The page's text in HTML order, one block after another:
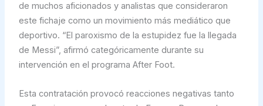
de muchos aficionados y analistas que consideraron
este fichaje como un movimiento más mediático que
deportivo. “El paroxismo de la estupidez fue la llegada
de Messi”, afirmó categóricamente durante su
intervención en el programa After Foot.
Esta contratación provocó reacciones negativas tanto